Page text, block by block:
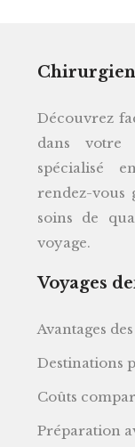
Découvrez
dans votre
spécialisé
rendez-vous
soins de
voyage.
Voyages
Avantages
Destinations
Coûts
Préparation